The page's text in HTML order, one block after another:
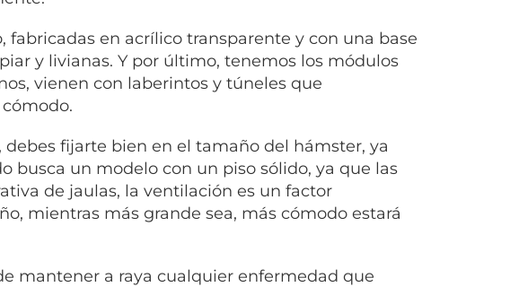
fabricadas en acrílico transparente y con una base
y livianas. Y por último, tenemos los módulos
vienen con laberintos y túneles que
fijarte bien en el tamaño del hámster, ya
busca un modelo con un piso sólido, ya que las
de jaulas, la ventilación es un factor
mientras más grande sea, más cómodo estará
mantener a raya cualquier enfermedad que